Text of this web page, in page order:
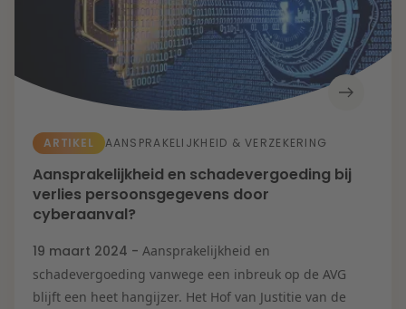
ARTIKEL AANSPRAKELIJKHEID & VERZEKERING
Aansprakelijkheid en schadevergoeding bij
verlies persoonsgegevens door
cyberaanval?
19 maart 2024 - Aansprakelijkheid en
schadevergoeding vanwege een inbreuk op de AVG
blijft een heet hangijzer. Het Hof van Justitie van de